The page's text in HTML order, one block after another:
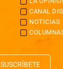
CANAL
NOTICIAS
SUSCRÍBETE